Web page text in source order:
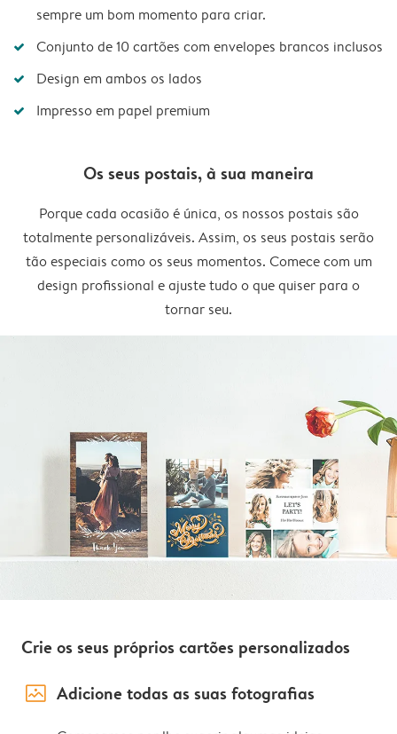
sempre um bom momento para criar.
Conjunto de 10 cartões com envelopes brancos inclusos
Design em ambos os lados
Impresso em papel premium
Os seus postais, à sua maneira
Porque cada ocasião é única, os nossos postais são
totalmente personalizáveis. Assim, os seus postais serão
tão especiais como os seus momentos. Comece com um
design profissional e ajuste tudo o que quiser para o
tornar seu.
Crie os seus próprios cartões personalizados
image_placeholder Adicione todas as suas fotografias